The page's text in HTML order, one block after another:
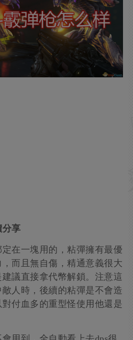
分享
在一塊用的，粘彈擁有最優
而且無自傷，精通意義很大
議直接拿代幣解鎖。注意這
人時，後續的粘彈是不會造
付血多的重型怪使用他還是